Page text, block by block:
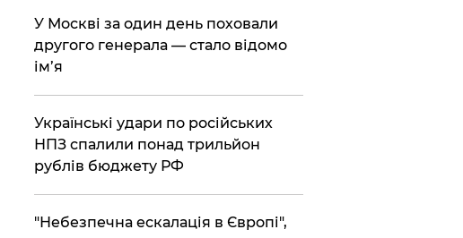
​У Москві за один день поховали
другого генерала — стало відомо
ім’я
​Українські удари по російських
НПЗ спалили понад трильйон
рублів бюджету РФ
​"Небезпечна ескалація в Європі",